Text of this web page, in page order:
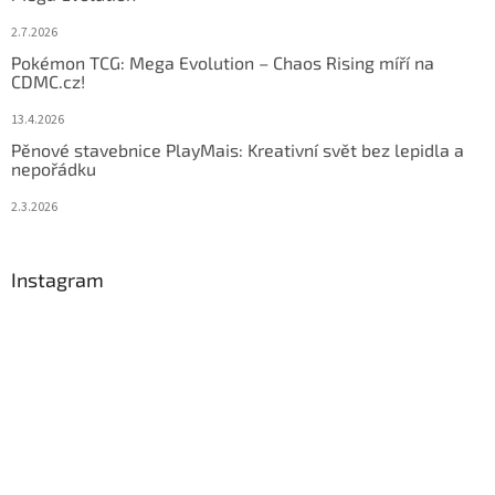
2.7.2026
Pokémon TCG: Mega Evolution – Chaos Rising míří na
CDMC.cz!
13.4.2026
Pěnové stavebnice PlayMais: Kreativní svět bez lepidla a
nepořádku
2.3.2026
Instagram